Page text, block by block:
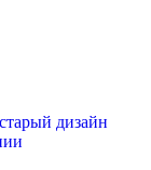
дизайн